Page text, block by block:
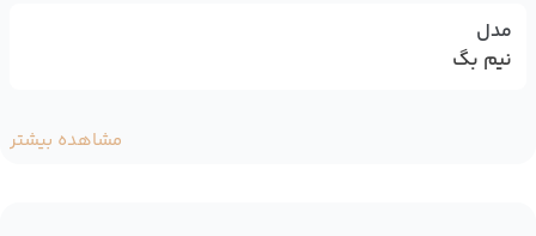
مدل
نیم بگ
مشاهده بیشتر